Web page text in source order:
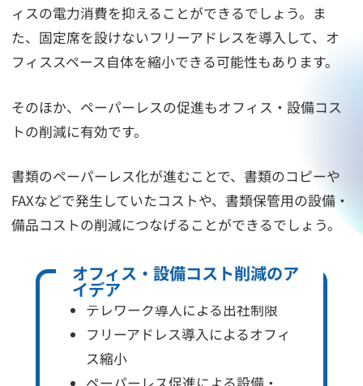
ィスの電力消費を抑えることができるでしょう。ま
た、固定席を設けないフリーアドレスを導入して、オ
フィススペース自体を縮小できる可能性もあります。
そのほか、ペーパーレスの促進もオフィス・設備コス
トの削減に有効です。
書類のペーパーレス化が進むことで、書類のコピーや
FAXなどで発生していたコストや、書類保管用の設備・
備品コストの削減につなげることができるでしょう。
オフィス・設備コスト削減のア
イデア
テレワーク導入による出社制限
フリーアドレス導入によるオフィ
ス縮小